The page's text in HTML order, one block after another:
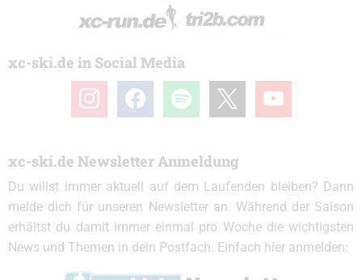
xc-ski.de in Social Media
instagramfacebook spotify youtube
xc-ski.de Newsletter Anmeldung
Du willst immer aktuell auf dem Laufenden bleiben? Dann
melde dich für unseren Newsletter an. Während der Saison
erhältst du damit immer einmal pro Woche die wichtigsten
News und Themen in dein Postfach. Einfach hier anmelden: